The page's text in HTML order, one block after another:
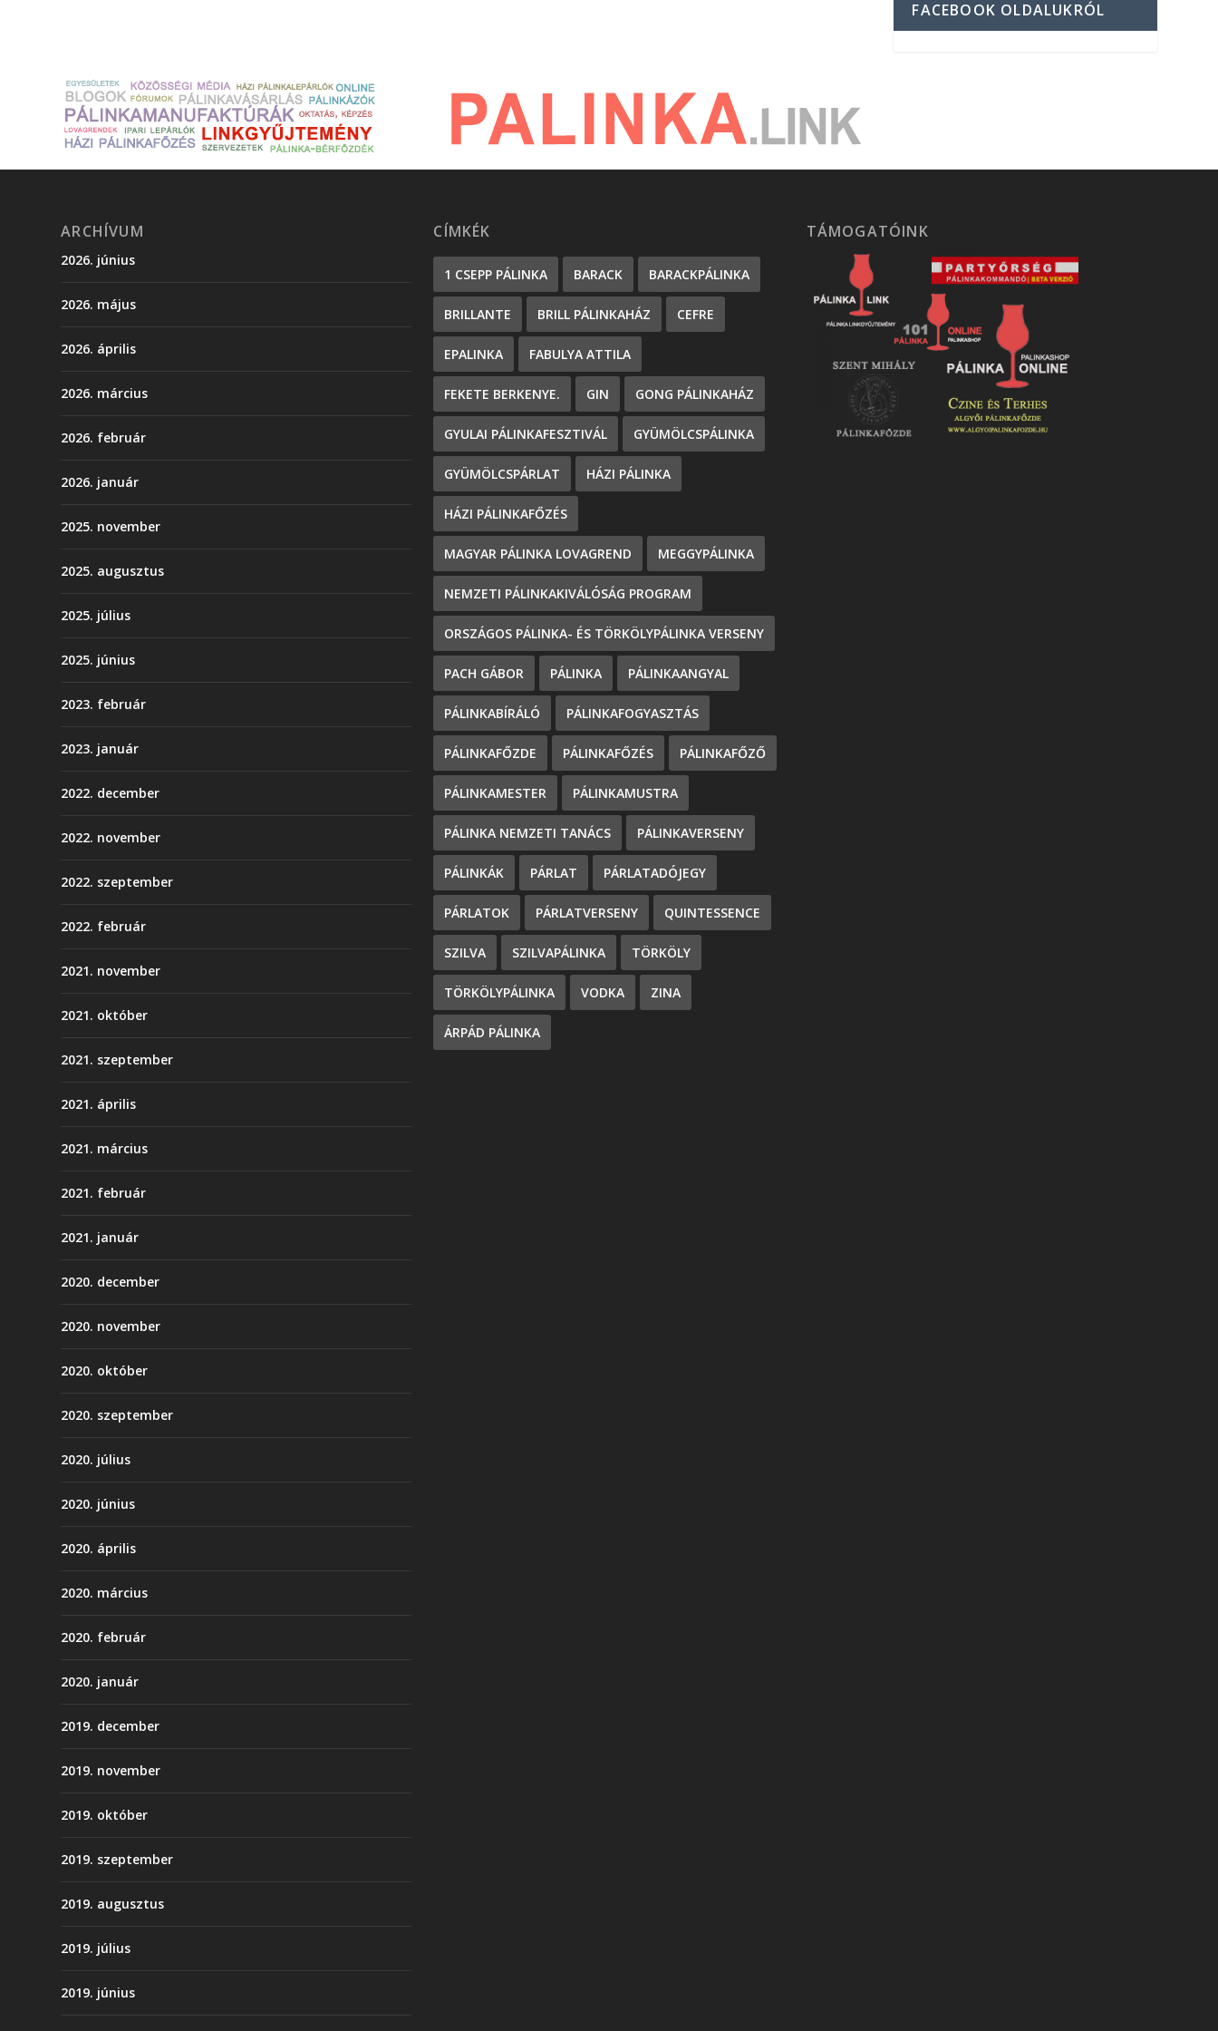
FACEBOOK OLDALUKRÓL
ARCHÍVUM
2026. június
2026. május
2026. április
2026. március
2026. február
2026. január
2025. november
2025. augusztus
2025. július
2025. június
2023. február
2023. január
2022. december
2022. november
2022. szeptember
2022. február
2021. november
2021. október
2021. szeptember
2021. április
2021. március
2021. február
2021. január
2020. december
2020. november
2020. október
2020. szeptember
2020. július
2020. június
2020. április
2020. március
2020. február
2020. január
2019. december
2019. november
2019. október
2019. szeptember
2019. augusztus
2019. július
2019. június
CÍMKÉK
1 CSEPP PÁLINKA BARACK BARACKPÁLINKA
BRILLANTE BRILL PÁLINKAHÁZ CEFRE
EPALINKA FABULYA ATTILA
FEKETE BERKENYE. GIN GONG PÁLINKAHÁZ
GYULAI PÁLINKAFESZTIVÁL GYÜMÖLCSPÁLINKA
GYÜMÖLCSPÁRLAT HÁZI PÁLINKA
HÁZI PÁLINKAFŐZÉS
MAGYAR PÁLINKA LOVAGREND MEGGYPÁLINKA
NEMZETI PÁLINKAKIVÁLÓSÁG PROGRAM
ORSZÁGOS PÁLINKA- ÉS TÖRKÖLYPÁLINKA VERSENY
PACH GÁBOR PÁLINKA PÁLINKAANGYAL
PÁLINKABÍRÁLÓ PÁLINKAFOGYASZTÁS
PÁLINKAFŐZDE PÁLINKAFŐZÉS PÁLINKAFŐZŐ
PÁLINKAMESTER PÁLINKAMUSTRA
PÁLINKA NEMZETI TANÁCS PÁLINKAVERSENY
PÁLINKÁK PÁRLAT PÁRLATADÓJEGY
PÁRLATOK PÁRLATVERSENY QUINTESSENCE
SZILVA SZILVAPÁLINKA TÖRKÖLY
TÖRKÖLYPÁLINKA VODKA ZINA
ÁRPÁD PÁLINKA
TÁMOGATÓINK